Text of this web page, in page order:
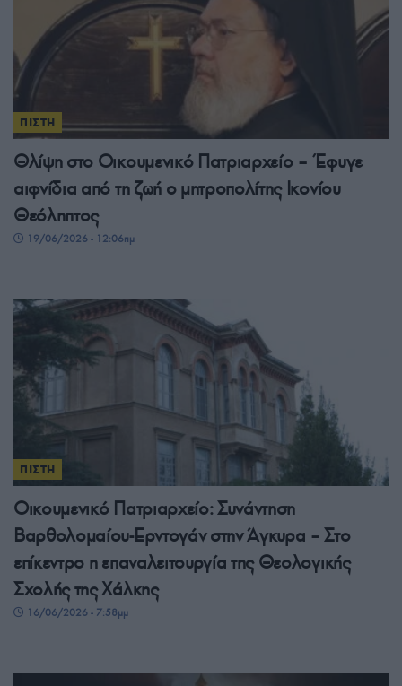
ΠΙΣΤΗ
Θλίψη στο Οικουμενικό Πατριαρχείο – Έφυγε
αιφνίδια από τη ζωή ο μητροπολίτης Ικονίου
Θεόληπτος
19/06/2026 - 12:06πμ
ΠΙΣΤΗ
Οικουμενικό Πατριαρχείο: Συνάντηση
Βαρθολομαίου-Ερντογάν στην Άγκυρα – Στο
επίκεντρο η επαναλειτουργία της Θεολογικής
Σχολής της Χάλκης
16/06/2026 - 7:58μμ